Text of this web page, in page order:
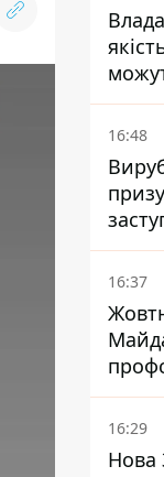
з
16:48
16:37
16:29
Нова